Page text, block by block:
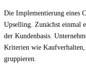
Die Implementierung eines
Upselling. Zunächst einmal
der Kundenbasis.
Kriterien wie Kaufverhalten,
gruppieren.